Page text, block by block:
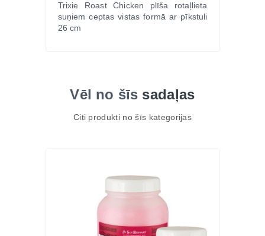
Trixie Roast Chicken plīša rotaļlieta
suņiem ceptas vistas formā ar pīkstuli
26 cm
Vēl no šīs sadaļas
Citi produkti no šīs kategorijas